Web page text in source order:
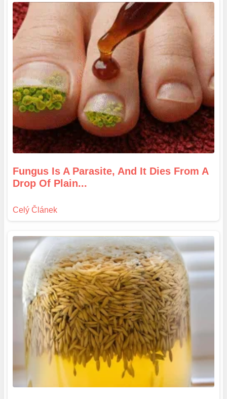
Fungus Is A Parasite, And It Dies From A
Drop Of Plain...